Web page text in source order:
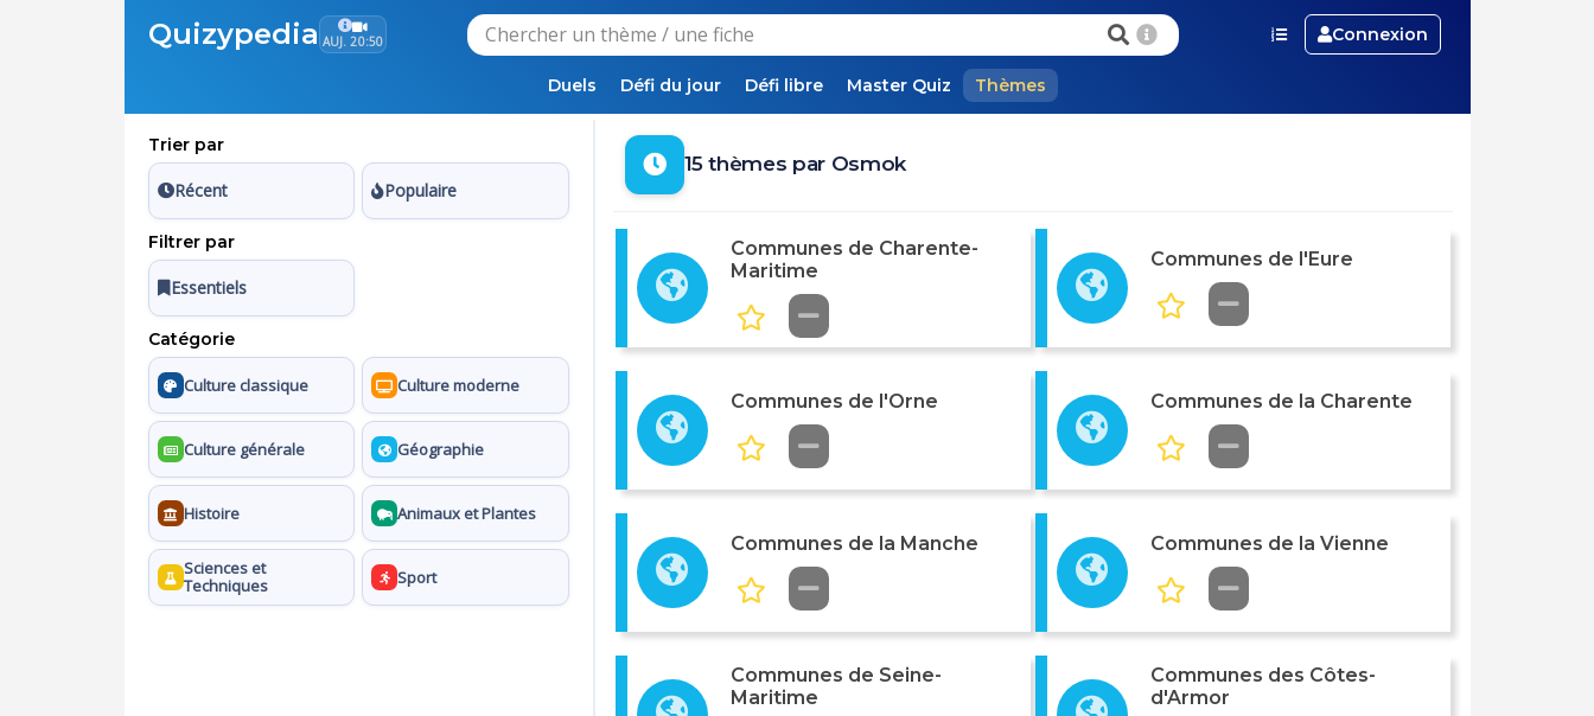
Quizypedia AUJ. 20:50 Connexion
Duels Défi du jour Défi libre Master Quiz Thèmes
Trier par
Récent Populaire
Filtrer par
Essentiels
Catégorie
Culture classique Culture moderne
Culture générale Géographie
Histoire Animaux et Plantes
Sciences et
Techniques
Sport
15 thèmes par Osmok
Communes de Charente-
Maritime
Communes de l'Eure
Communes de l'Orne Communes de la Charente
Communes de la Manche Communes de la Vienne
Communes de Seine-
Maritime
Communes des Côtes-
d'Armor